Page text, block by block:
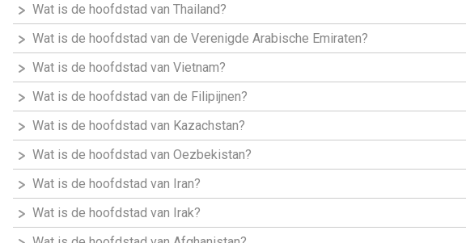
Wat is de hoofdstad van Thailand?
Wat is de hoofdstad van de Verenigde Arabische Emiraten?
Wat is de hoofdstad van Vietnam?
Wat is de hoofdstad van de Filipijnen?
Wat is de hoofdstad van Kazachstan?
Wat is de hoofdstad van Oezbekistan?
Wat is de hoofdstad van Iran?
Wat is de hoofdstad van Irak?